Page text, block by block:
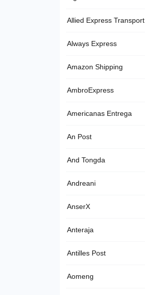
Allied Express Transport
Always Express
Amazon Shipping
AmbroExpress
Americanas Entrega
An Post
And Tongda
Andreani
AnserX
Anteraja
Antilles Post
Aomeng